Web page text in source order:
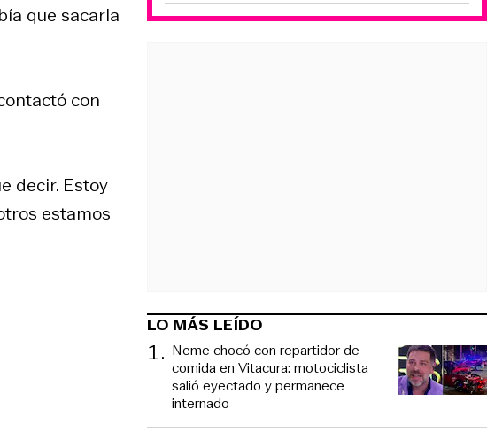
que sacarla
con
decir. Estoy
estamos
LO MÁS LEÍDO
1. Neme chocó con repartidor de
comida en Vitacura: motociclista
salió eyectado y permanece
internado